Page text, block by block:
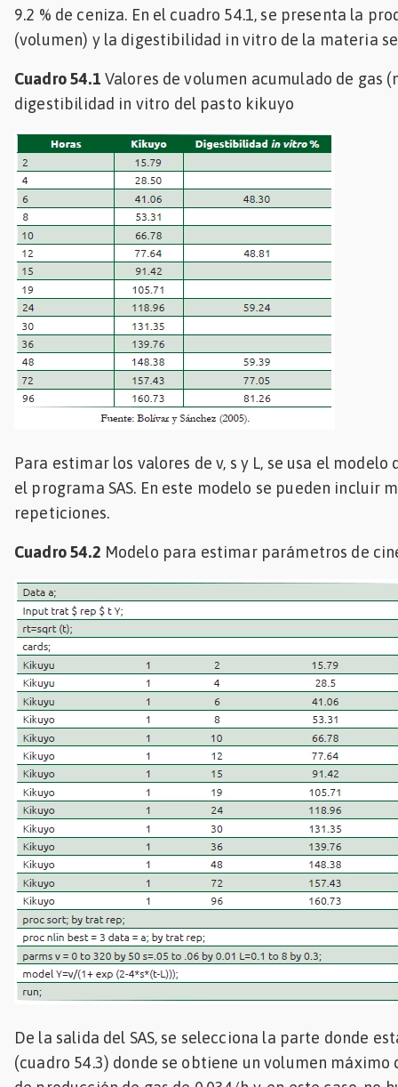
9.2 % de ceniza. En el cuadro 54.1, se presenta la
(volumen) y la digestibilidad in vitro de la materia
Cuadro 54.1 Valores de volumen acumulado de gas
digestibilidad in vitro del pasto kikuyo
Para estimar los valores de v, s y L, se usa el modelo
el programa SAS. En este modelo se pueden incluir
repeticiones.
Cuadro 54.2 Modelo para estimar parámetros de
De la salida del SAS, se selecciona la parte donde
(cuadro 54.3) donde se obtiene un volumen máximo